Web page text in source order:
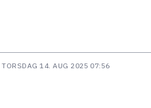
TORSDAG 14. AUG 2025 07:56